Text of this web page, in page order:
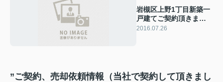
岩槻区上野1丁目新築一
戸建てご契約頂きまし
た
2016.07.26
”ご契約、売却依頼情報（当社で契約して頂きまし